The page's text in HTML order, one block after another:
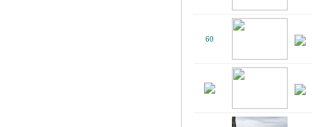
60